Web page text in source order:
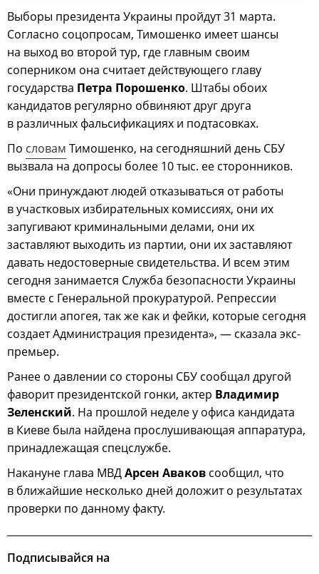
Выборы президента Украины пройдут 31 марта.
Согласно соцопросам, Тимошенко имеет шансы
на выход во второй тур, где главным своим
соперником она считает действующего главу
государства Петра Порошенко. Штабы обоих
кандидатов регулярно обвиняют друг друга
в различных фальсификациях и подтасовках.
По словам Тимошенко, на сегодняшний день СБУ
вызвала на допросы более 10 тыс. ее сторонников.
«Они принуждают людей отказываться от работы
в участковых избирательных комиссиях, они их
запугивают криминальными делами, они их
заставляют выходить из партии, они их заставляют
давать недостоверные свидетельства. И всем этим
сегодня занимается Служба безопасности Украины
вместе с Генеральной прокуратурой. Репрессии
достигли апогея, так же как и фейки, которые сегодня
создает Администрация президента», — сказала экс-
премьер.
Ранее о давлении со стороны СБУ сообщал другой
фаворит президентской гонки, актер Владимир
Зеленский. На прошлой неделе у офиса кандидата
в Киеве была найдена прослушивающая аппаратура,
принадлежащая спецслужбе.
Накануне глава МВДАрсен Аваков сообщил, что
в ближайшие несколько дней доложит о результатах
проверки по данному факту.
Подписывайся на